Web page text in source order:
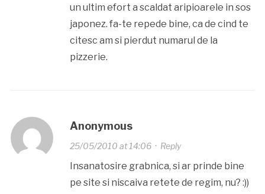
un ultim efort a scaldat aripioarele in sos
japonez. fa-te repede bine, ca de cind te
citesc am si pierdut numarul de la
pizzerie.
Anonymous
25/05/2010 at 14:06· Reply
Insanatosire grabnica, si ar prinde bine
pe site si niscaiva retete de regim, nu? :))